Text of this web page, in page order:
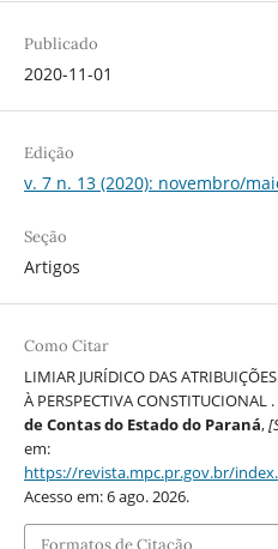
Publicado
2020-11-01
Edição
v. 7 n. 13 (2020): novembro/
Seção
Artigos
Como Citar
LIMIAR JURÍDICO DAS
À PERSPECTIVA CONSTITUCIONAL .
de Contas do Estado do Paraná,
em:
https://revista.mpc.pr.gov.br/
Acesso em: 6 ago. 2026.
Formatos de Citação